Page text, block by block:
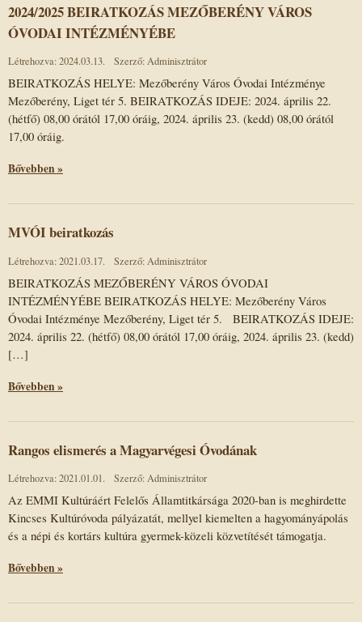
2024/2025 BEIRATKOZÁS MEZŐBERÉNY VÁROS
ÓVODAI INTÉZMÉNYÉBE
Létrehozva: 2024.03.13. Szerző: Adminisztrátor
BEIRATKOZÁS HELYE: Mezőberény Város Óvodai Intézménye
Mezőberény, Liget tér 5. BEIRATKOZÁS IDEJE: 2024. április 22.
(hétfő) 08,00 órától 17,00 óráig, 2024. április 23. (kedd) 08,00 órától
17,00 óráig.
Bővebben »
MVÓI beiratkozás
Létrehozva: 2021.03.17. Szerző: Adminisztrátor
BEIRATKOZÁS MEZŐBERÉNY VÁROS ÓVODAI
INTÉZMÉNYÉBE BEIRATKOZÁS HELYE: Mezőberény Város
Óvodai Intézménye Mezőberény, Liget tér 5. BEIRATKOZÁS IDEJE:
2024. április 22. (hétfő) 08,00 órától 17,00 óráig, 2024. április 23. (kedd)
[…]
Bővebben »
Rangos elismerés a Magyarvégesi Óvodának
Létrehozva: 2021.01.01. Szerző: Adminisztrátor
Az EMMI Kultúráért Felelős Államtitkársága 2020-ban is meghirdette
Kincses Kultúróvoda pályázatát, mellyel kiemelten a hagyományápolás
és a népi és kortárs kultúra gyermek-közeli közvetítését támogatja.
Bővebben »